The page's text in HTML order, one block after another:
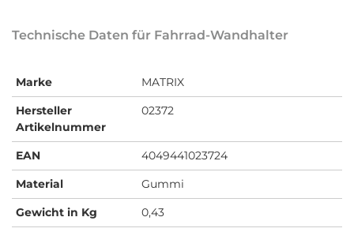
Technische Daten für Fahrrad-Wandhalter
Marke
MATRIX
Hersteller
Artikelnummer
02372
EAN
4049441023724
Material
Gummi
Gewicht in Kg
0,43